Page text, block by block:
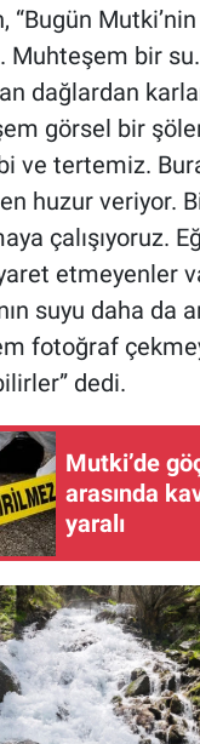
“Bugün
Muhteşem bir
dağlardan
görsel bir
ve tertemiz.
huzur veriyor.
çalışıyoruz.
etmeyenler
suyu daha da
fotoğraf
dedi.
Mutki’de
arasında
yaralı